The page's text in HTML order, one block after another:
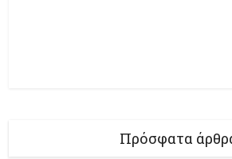
Πρόσφατα